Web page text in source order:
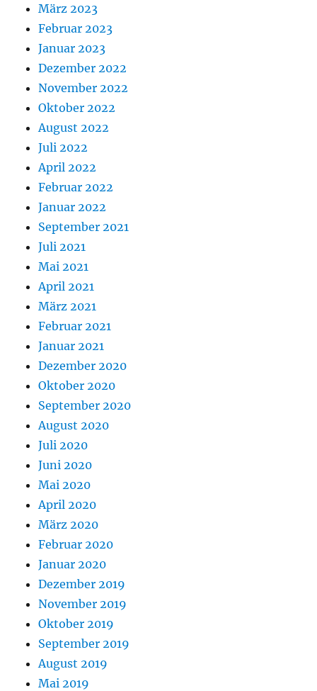
März 2023
Februar 2023
Januar 2023
Dezember 2022
November 2022
Oktober 2022
August 2022
Juli 2022
April 2022
Februar 2022
Januar 2022
September 2021
Juli 2021
Mai 2021
April 2021
März 2021
Februar 2021
Januar 2021
Dezember 2020
Oktober 2020
September 2020
August 2020
Juli 2020
Juni 2020
Mai 2020
April 2020
März 2020
Februar 2020
Januar 2020
Dezember 2019
November 2019
Oktober 2019
September 2019
August 2019
Mai 2019